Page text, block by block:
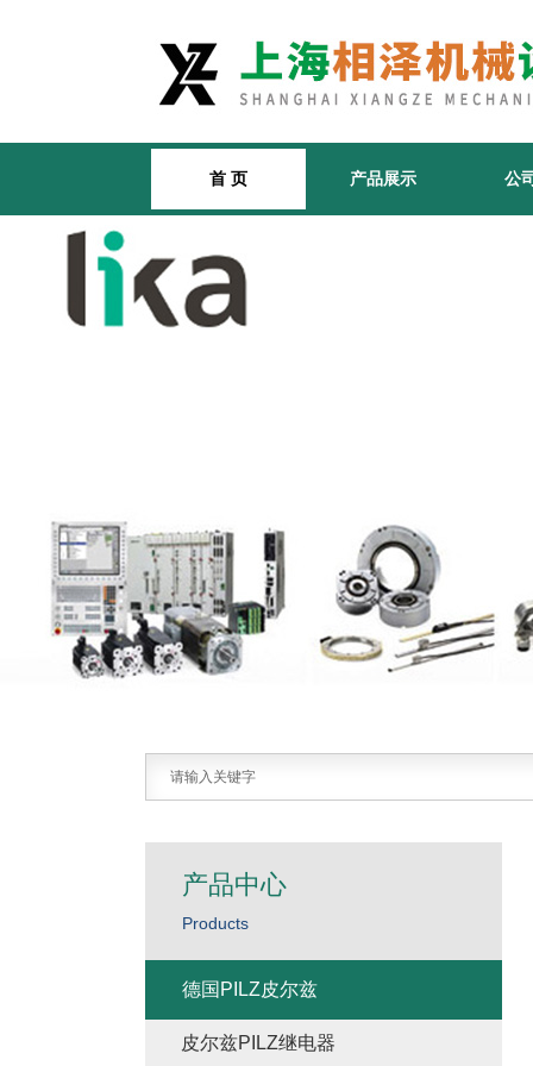
首 页 产品展示 公
产品中心
Products
德国PILZ皮尔兹
皮尔兹PILZ继电器